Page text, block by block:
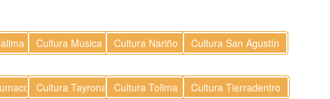
Cultura Musica Cultura Nariño Cultura San Agustín
Cultura Tayrona Cultura Tolima Cultura Tierradentro